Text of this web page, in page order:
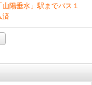
陽垂水」駅までバス１
済